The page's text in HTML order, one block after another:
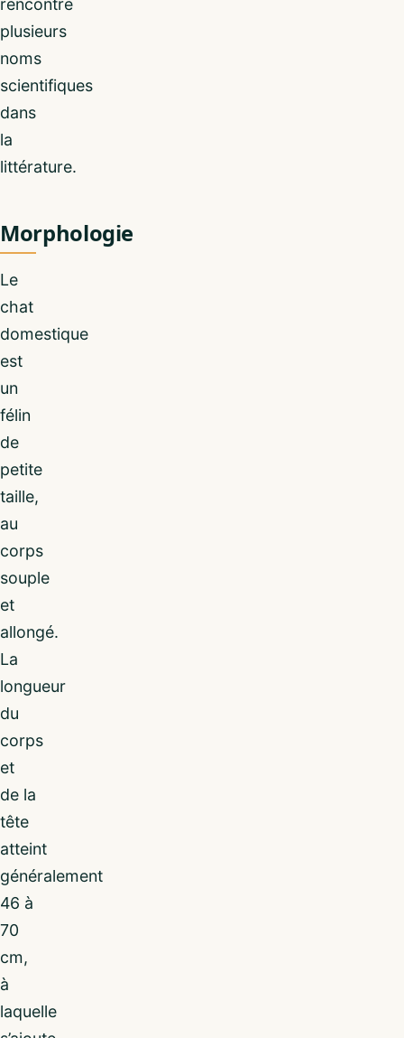
rencontre
plusieurs
noms
scientifiques
dans
la
littérature.
Morphologie
Le
chat
domestique
est
un
félin
de
petite
taille,
au
corps
souple
et
allongé.
La
longueur
du
corps
et
de la
tête
atteint
généralement
46 à
70
cm,
à
laquelle